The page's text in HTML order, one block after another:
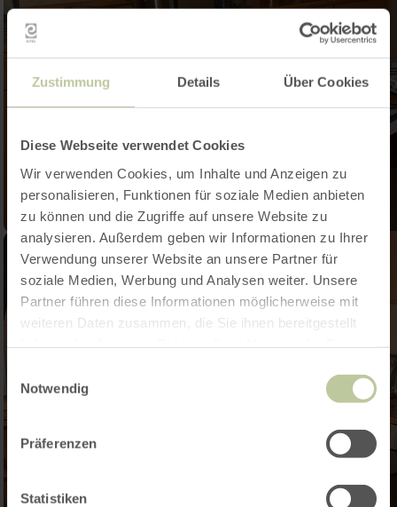
Zustimmung Details Über Cookies
Diese Webseite verwendet Cookies
Wir verwenden Cookies, um Inhalte und Anzeigen zu
personalisieren, Funktionen für soziale Medien anbieten
zu können und die Zugriffe auf unsere Website zu
analysieren. Außerdem geben wir Informationen zu Ihrer
Verwendung unserer Website an unsere Partner für
soziale Medien, Werbung und Analysen weiter. Unsere
Partner führen diese Informationen möglicherweise mit
weiteren Daten zusammen, die Sie ihnen bereitgestellt
Notwendig
Präferenzen
Statistiken